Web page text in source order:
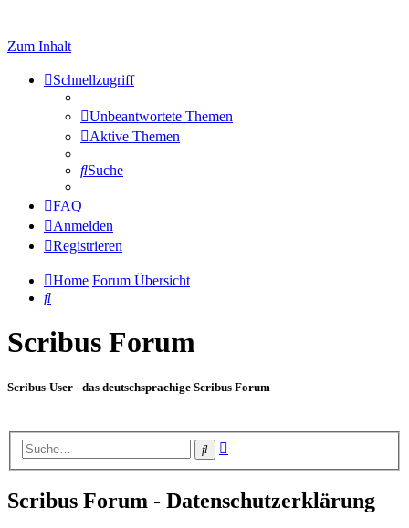
Zum Inhalt
Schnellzugriff
Unbeantwortete Themen
Aktive Themen
Suche
FAQ
Anmelden
Registrieren
Home Forum Übersicht
Suche
Scribus Forum
Scribus-User - das deutschsprachige Scribus Forum
Suche
Scribus Forum - Datenschutzerklärung